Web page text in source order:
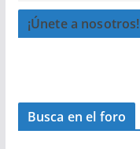
¡Únete a nosotros!
Busca en el foro